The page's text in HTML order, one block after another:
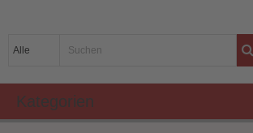
Kategorien